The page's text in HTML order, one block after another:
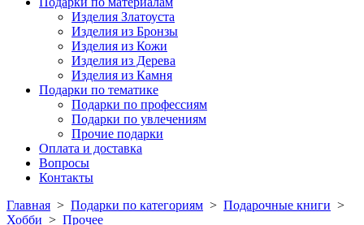
Изделия Златоуста
Изделия из Бронзы
Изделия из Кожи
Изделия из Дерева
Изделия из Камня
Подарки по тематике
Подарки по профессиям
Подарки по увлечениям
Прочие подарки
Оплата и доставка
Вопросы
Контакты
Главная > Подарки по категориям > Подарочные книги >
Хобби > Прочее